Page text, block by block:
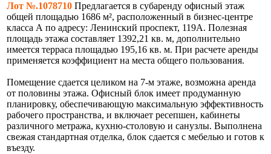
Лот №.1078710 Предлагается в субаренду офисный этаж
общей площадью 1686 м², расположенный в бизнес-центре
класса А по адресу: Ленинский проспект, 119А. Полезная
площадь этажа составляет 1392,21 кв. м, дополнительно
имеется терраса площадью 195,16 кв. м. При расчете аренды
применяется коэффициент на места общего пользования.
Помещение сдается целиком на 7-м этаже, возможна аренда
от половины этажа. Офисный блок имеет продуманную
планировку, обеспечивающую максимальную эффективность
рабочего пространства, и включает ресепшен, кабинеты
различного метража, кухню-столовую и санузлы. Выполнена
свежая стандартная отделка, блок сдается с мебелью и готов к
въезду.